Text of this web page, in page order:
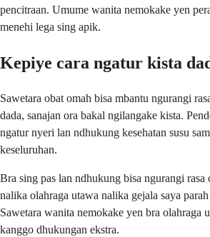
pencitraan. Umume wanita nemokake yen
menehi lega sing apik.
Kepiye cara ngatur kista
Sawetara obat omah bisa mbantu ngurangi
dada, sanajan ora bakal ngilangake kista.
ngatur nyeri lan ndhukung kesehatan susu
keseluruhan.
Bra sing pas lan ndhukung bisa ngurangi rasa
nalika olahraga utawa nalika gejala saya
Sawetara wanita nemokake yen bra olahraga
kanggo dhukungan ekstra.